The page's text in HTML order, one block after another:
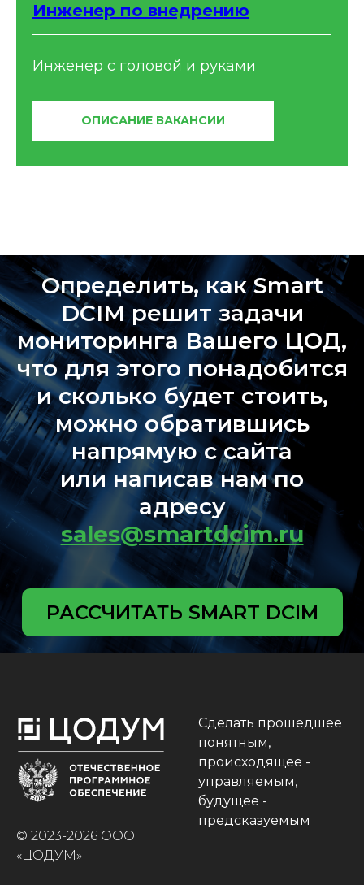
Инженер по внедрению
Инженер с головой и руками
ОПИСАНИЕ ВАКАНСИИ
Определить, как Smart
DCIM решит задачи
мониторинга Вашего ЦОД,
что для этого понадобится
и сколько будет стоить,
можно обратившиcь
напрямую с сайта
или написав нам по
адресу
sales@smartdcim.ru
РАССЧИТАТЬ SMART DCIM
© 2023-2026 ООО
«ЦОДУМ»
Сделать прошедшее
понятным,
происходящее -
управляемым,
будущее -
предсказуемым